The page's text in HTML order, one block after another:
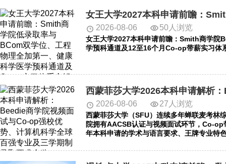
2026-08-06 50人浏览
女王大学2027本科申请前瞻：Smith商学院
学预科通道及12至16个月Co-op带薪实习体
2026-08-06 27人浏览
西蒙菲莎大学（SFU）连续多年蝉联麦考林
院拥有AACSB认证与视频面试环节，Co-
年本科申请的学术与语言要求、王牌专业特